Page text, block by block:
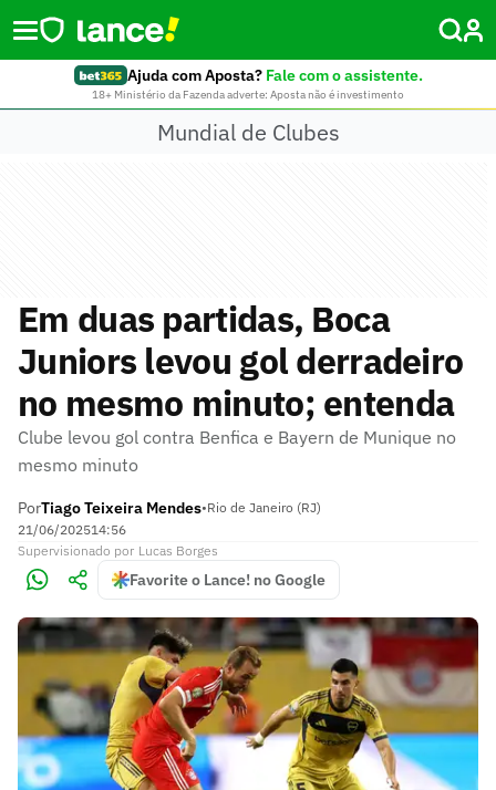
Ajuda com Aposta? Fale com o assistente.
18+ Ministério da Fazenda adverte: Aposta não é investimento
Mundial de Clubes
Em duas partidas, Boca
Juniors levou gol derradeiro
no mesmo minuto; entenda
Clube levou gol contra Benfica e Bayern de Munique no
mesmo minuto
PorTiago Teixeira Mendes•Rio de Janeiro (RJ)
21/06/202514:56
Supervisionado por Lucas Borges
Favorite o Lance! no Google